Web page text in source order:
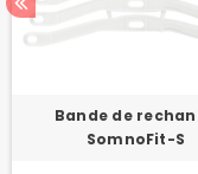
Bande de
SomnoFit-S